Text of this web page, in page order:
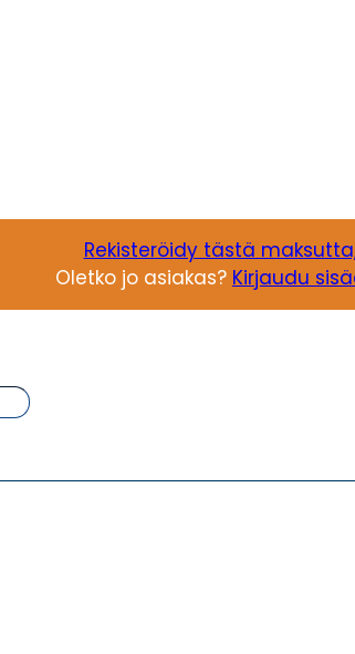
Rekisteröidy tästä
Oletko jo asiakas? Kirjaudu